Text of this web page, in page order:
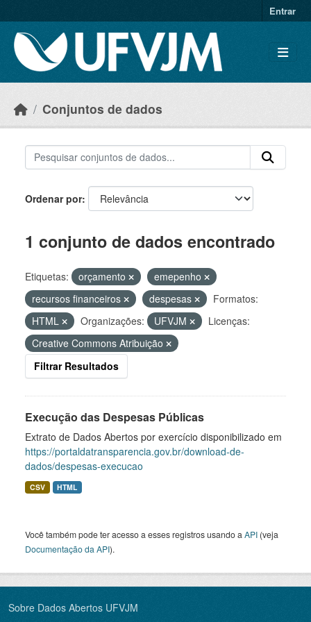
Entrar
Conjuntos de dados
Ordenar por
1 conjunto de dados encontrado
Etiquetas: orçamento
emepenho
recursos financeiros
despesas
Formatos:
HTML
Organizações: UFVJM
Licenças:
Creative Commons Atribuição
Filtrar Resultados
Execução das Despesas Públicas
Extrato de Dados Abertos por exercício disponibilizado em
https://portaldatransparencia.gov.br/download-de-
dados/despesas-execucao
CSV HTML
Você também pode ter acesso a esses registros usando a API (veja
Documentação da API).
Sobre Dados Abertos UFVJM